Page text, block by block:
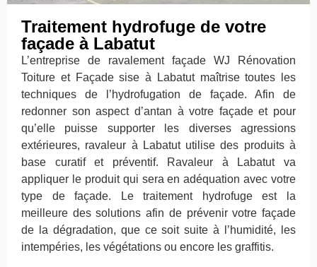
Traitement hydrofuge de votre
façade à Labatut
L’entreprise de ravalement façade WJ Rénovation
Toiture et Façade sise à Labatut maîtrise toutes les
techniques de l’hydrofugation de façade. Afin de
redonner son aspect d’antan à votre façade et pour
qu’elle puisse supporter les diverses agressions
extérieures, ravaleur à Labatut utilise des produits à
base curatif et préventif. Ravaleur à Labatut va
appliquer le produit qui sera en adéquation avec votre
type de façade. Le traitement hydrofuge est la
meilleure des solutions afin de prévenir votre façade
de la dégradation, que ce soit suite à l’humidité, les
intempéries, les végétations ou encore les graffitis.